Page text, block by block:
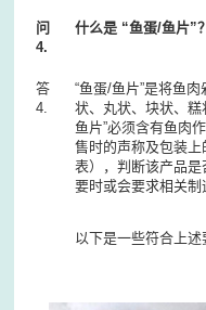
问
4.
什么是 “鱼蛋/鱼片”
答
4.
“鱼蛋/鱼片”是将鱼
状、丸状、块状、
鱼片”必须含有鱼肉
售时的声称及包装
表），判断该产品是
要时或会要求相关制
以下是一些符合上述